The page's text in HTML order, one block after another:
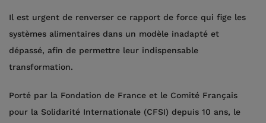
Il est urgent de renverser ce rapport de force qui fige les
systèmes alimentaires dans un modèle inadapté et
dépassé, afin de permettre leur indispensable
transformation.
Porté par la Fondation de France et le Comité Français
pour la Solidarité Internationale (CFSI) depuis 10 ans, le